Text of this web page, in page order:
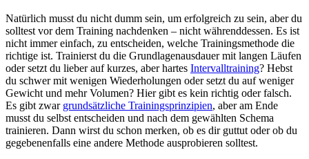
Natürlich musst du nicht dumm sein, um erfolgreich zu sein, aber du
solltest vor dem Training nachdenken – nicht währenddessen. Es ist
nicht immer einfach, zu entscheiden, welche Trainingsmethode die
richtige ist. Trainierst du die Grundlagenausdauer mit langen Läufen
oder setzt du lieber auf kurzes, aber hartes Intervalltraining? Hebst
du schwer mit wenigen Wiederholungen oder setzt du auf weniger
Gewicht und mehr Volumen? Hier gibt es kein richtig oder falsch.
Es gibt zwar grundsätzliche Trainingsprinzipien, aber am Ende
musst du selbst entscheiden und nach dem gewählten Schema
trainieren. Dann wirst du schon merken, ob es dir guttut oder ob du
gegebenenfalls eine andere Methode ausprobieren solltest.